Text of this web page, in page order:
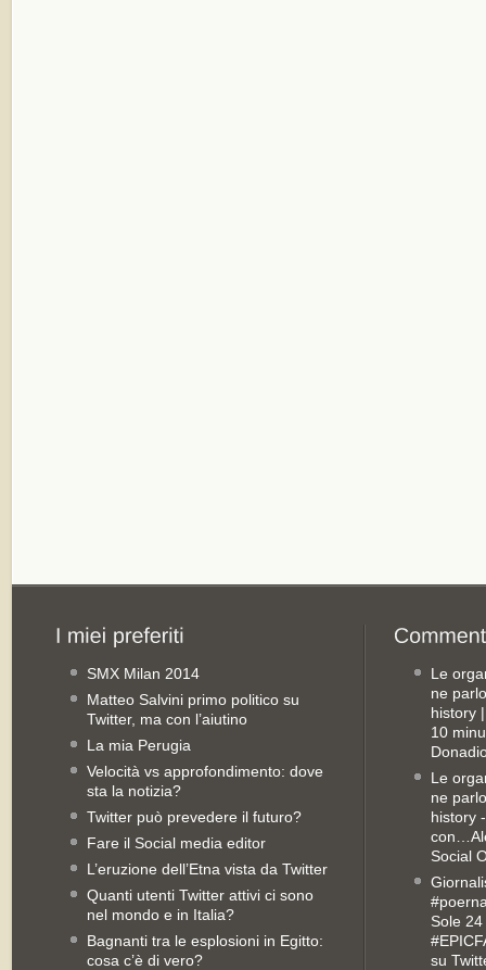
SMX Milan 2014
Matteo Salvini primo politico su
Twitter, ma con l’aiutino
La mia Perugia
Velocità vs approfondimento: dove
sta la notizia?
Twitter può prevedere il futuro?
Fare il Social media editor
L’eruzione dell’Etna vista da Twitter
Quanti utenti Twitter attivi ci sono
nel mondo e in Italia?
Bagnanti tra le esplosioni in Egitto:
cosa c’è di vero?
Le
ne
history
10
Le
ne
history
Social
Sole
su